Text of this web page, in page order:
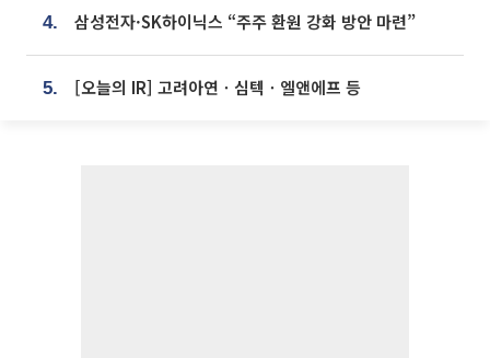
4. 삼성전자·SK하이닉스 “주주 환원 강화 방안 마련”
5. [오늘의 IR] 고려아연ㆍ심텍ㆍ엘앤에프 등